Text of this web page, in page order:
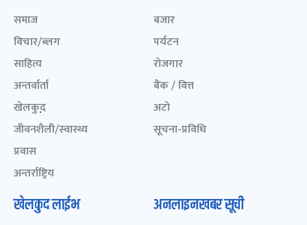
समाज
विचार/ब्लग
साहित्य
अन्तर्वार्ता
खेलकुद़़
जीवनशैली/स्वास्थ्य
प्रवास
अन्तर्राष्ट्रिय
बजार
पर्यटन
रोजगार
बैंक / वित्त
अटो
सूचना-प्रविधि
खेलकुद लाईभ अनलाइनखबर सूची